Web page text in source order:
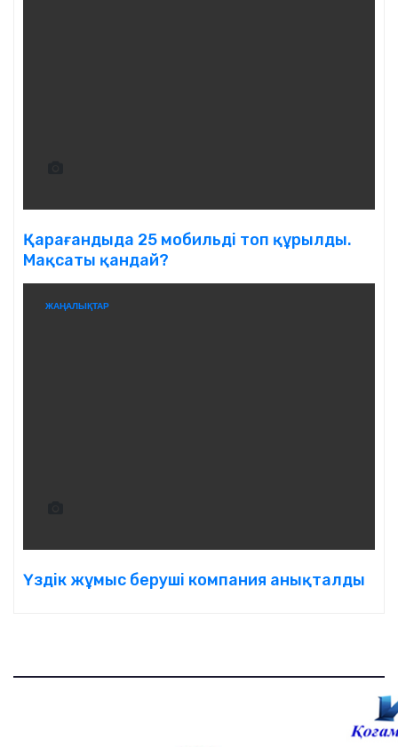
Қарағандыда 25 мобильді топ құрылды.
Мақсаты қандай?
ЖАҢАЛЫҚТАР
Үздік жұмыс беруші компания анықталды